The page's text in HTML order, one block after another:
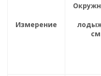
Измерение
см